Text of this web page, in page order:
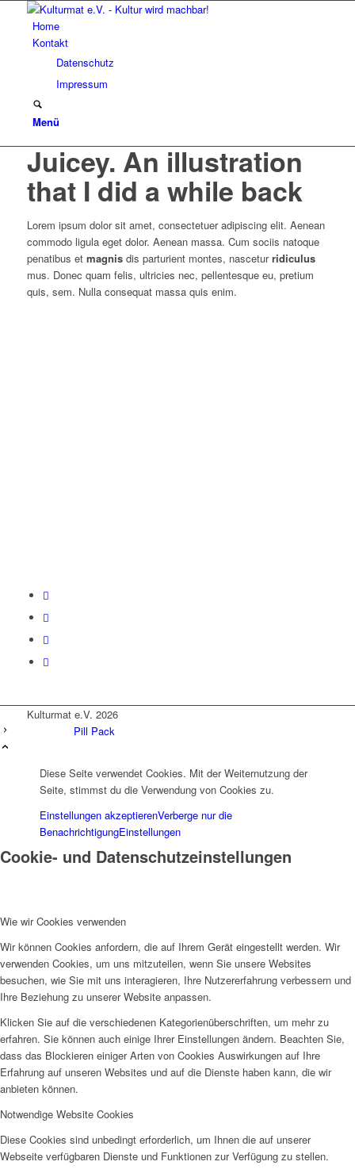
Home
Kontakt
Datenschutz
Impressum
Menü
Juicey. An illustration
that I did a while back
Lorem ipsum dolor sit amet, consectetuer adipiscing elit. Aenean
commodo ligula eget dolor. Aenean massa. Cum sociis natoque
penatibus et magnisdis parturient montes, nasceturridiculus
mus. Donec quam felis, ultricies nec, pellentesque eu, pretium
quis, sem. Nulla consequat massa quis enim.
Kulturmat e.V. 2026
Pill Pack
Diese Seite verwendet Cookies. Mit der Weiternutzung der
Seite, stimmst du die Verwendung von Cookies zu.
Einstellungen akzeptierenVerberge nur die
BenachrichtigungEinstellungen
Cookie- und Datenschutzeinstellungen
Wie wir Cookies verwenden
Wir können Cookies anfordern, die auf Ihrem Gerät eingestellt werden. Wir
verwenden Cookies, um uns mitzuteilen, wenn Sie unsere Websites
besuchen, wie Sie mit uns interagieren, Ihre Nutzererfahrung verbessern und
Ihre Beziehung zu unserer Website anpassen.
Klicken Sie auf die verschiedenen Kategorienüberschriften, um mehr zu
erfahren. Sie können auch einige Ihrer Einstellungen ändern. Beachten Sie,
dass das Blockieren einiger Arten von Cookies Auswirkungen auf Ihre
Erfahrung auf unseren Websites und auf die Dienste haben kann, die wir
anbieten können.
Notwendige Website Cookies
Diese Cookies sind unbedingt erforderlich, um Ihnen die auf unserer
Webseite verfügbaren Dienste und Funktionen zur Verfügung zu stellen.